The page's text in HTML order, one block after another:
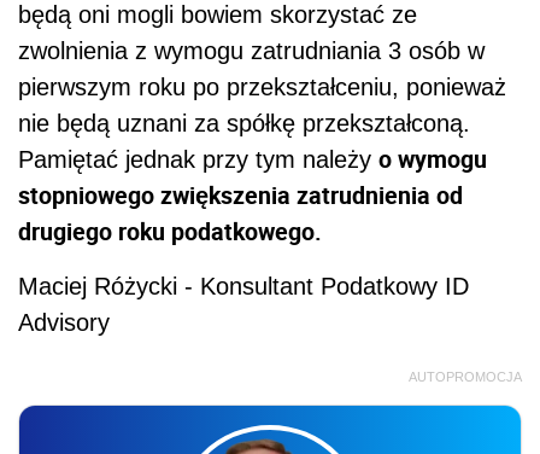
będą oni mogli bowiem skorzystać ze
zwolnienia z wymogu zatrudniania 3 osób w
pierwszym roku po przekształceniu, ponieważ
nie będą uznani za spółkę przekształconą.
Pamiętać jednak przy tym należy o wymogu
stopniowego zwiększenia zatrudnienia od
drugiego roku podatkowego.
Maciej Różycki - Konsultant Podatkowy ID
Advisory
AUTOPROMOCJA